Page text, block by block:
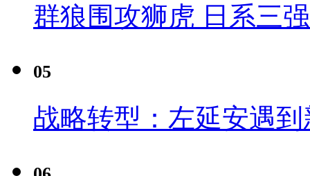
群狼围攻狮虎 日系三
05
战略转型：左延安遇